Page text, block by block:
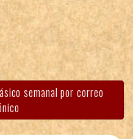
semanal por correo